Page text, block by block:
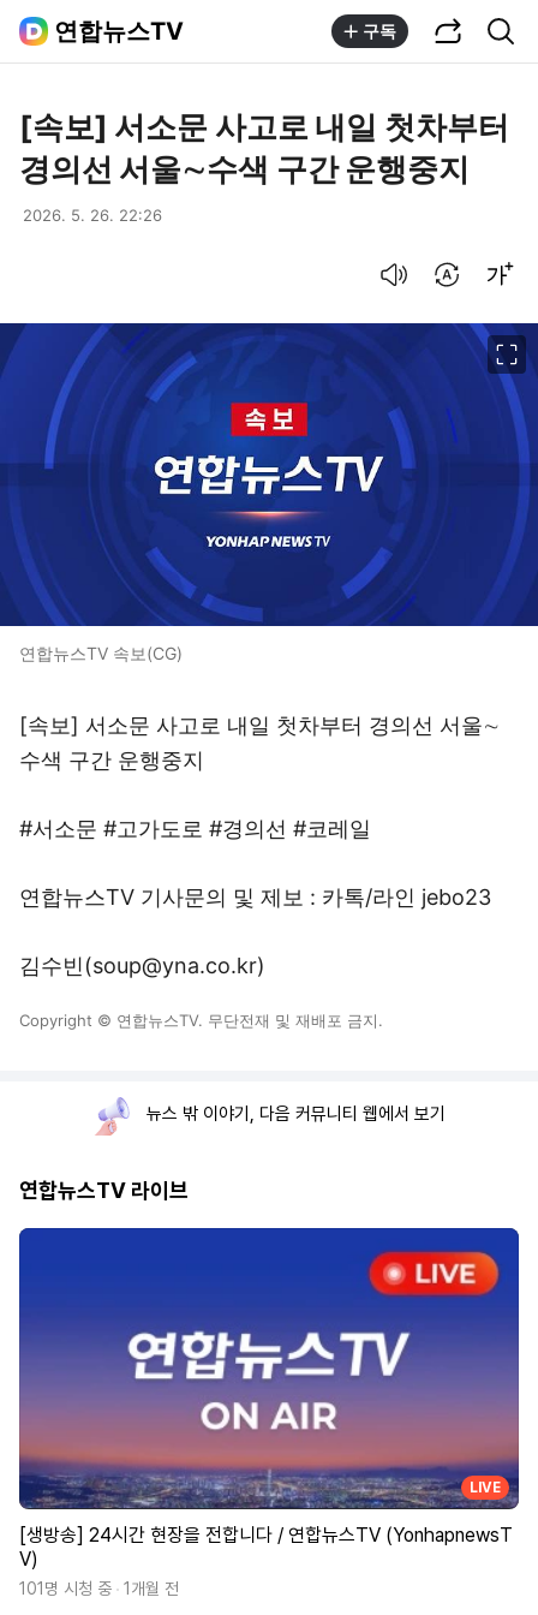
연합뉴스TV 구독
[속보] 서소문 사고로 내일 첫차부터
경의선 서울∼수색 구간 운행중지
2026. 5. 26. 22:26
연합뉴스TV 속보(CG)
[속보] 서소문 사고로 내일 첫차부터 경의선 서울∼
수색 구간 운행중지
#서소문 #고가도로 #경의선 #코레일
연합뉴스TV 기사문의 및 제보 : 카톡/라인 jebo23
김수빈(soup@yna.co.kr)
Copyright © 연합뉴스TV. 무단전재 및 재배포 금지.
뉴스 밖 이야기, 다음 커뮤니티 웹에서 보기
연합뉴스TV 라이브
LIVE
[생방송] 24시간 현장을 전합니다 / 연합뉴스TV (YonhapnewsT
V)
101명 시청 중 1개월 전